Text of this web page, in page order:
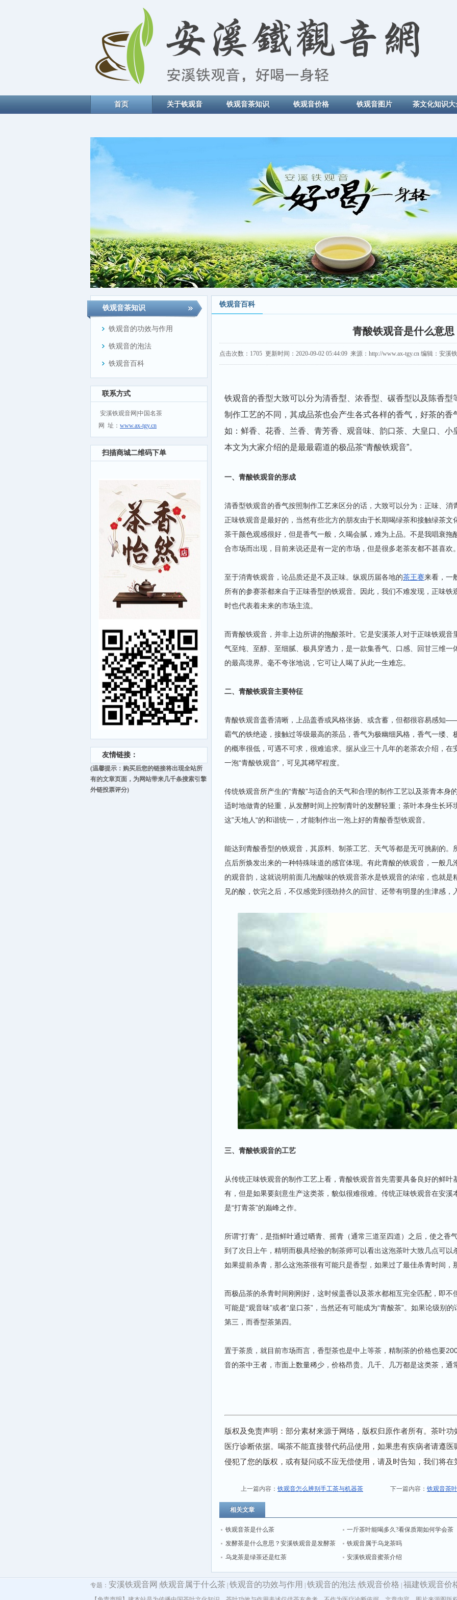
首页 关于铁观音 铁观音茶知识 铁观音价格 铁观音图片 茶文化知识大
铁观音茶知识
铁观音的功效与作用
铁观音的泡法
铁观音百科
联系方式
安溪铁观音网|中国名茶
网 址： www.ax-tgy.cn
扫描商城二维码下单
友情链接：
(温馨提示：购买后您的链接将出现全站所
有的文章页面，为网站带来几千条搜索引擎
外链投票评分)
铁观音百科
青酸铁观音是什么意思
点击次数： 1705 更新时间：2020-09-02 05:44:09 来源：http://www.ax-tgy.cn 编辑：安溪
铁观音的香型大致可以分为清香型、浓香型、碳香型以及陈香
制作工艺的不同，其成品茶也会产生各式各样的香气，好茶的香
如：鲜香、花香、兰香、青芳香、观音味、韵口茶、大皇口、
本文为大家介绍的是最最霸道的极品茶“青酸铁观音”。
一、青酸铁观音的形成
清香型铁观音的香气按照制作工艺来区分的话，大致可以分为：正味、
正味铁观音是最好的，当然有些北方的朋友由于长期喝绿茶和接触绿茶
茶干颜色观感很好，但是香气一般，久喝会腻，难为上品。不是我唱衰
合市场而出现，目前来说还是有一定的市场，但是很多老茶友都不甚喜欢
至于消青铁观音，论品质还是不及正味。纵观历届各地的茶王赛来看，一
所有的参赛茶都来自于正味香型的铁观音。因此，我们不难发现，正味铁
时也代表着未来的市场主流。
而青酸铁观音，并非上边所讲的拖酸茶叶。它是安溪茶人对于正味铁观
气至纯、至醇、至细腻、极具穿透力，是一款集香气、口感、回甘三维一
的最高境界。毫不夸张地说，它可让人喝了从此一生难忘。
二、青酸铁观音主要特征
青酸铁观音盖香清晰，上品盖香或风格张扬、或含蓄，但都很容易感知
霸气的铁绝迹，接触过等级最高的茶品，香气为极幽细风格，香气一缕
的概率很低，可遇不可求，很难追求。据从业三十几年的老茶农介绍，
一泡“青酸铁观音”，可见其稀罕程度。
传统铁观音所产生的“青酸”与适合的天气和合理的制作工艺以及茶青本身
适时地做青的轻重，从发酵时间上控制青叶的发酵轻重；茶叶本身生长
这”天地人“的和谐统一，才能制作出一泡上好的青酸香型铁观音。
能达到青酸香型的铁观音，其原料、制茶工艺、天气等都是无可挑剔的
点后所焕发出来的一种特殊味道的感官体现。有此青酸的铁观音，一般
的观音韵，这就说明前面几泡酸味的铁观音茶水是铁观音的浓缩，也就
见的酸，饮完之后，不仅感觉到强劲持久的回甘、还带有明显的生津感，
三、青酸铁观音的工艺
从传统正味铁观音的制作工艺上看，青酸铁观音首先需要具备良好的鲜
有，但是如果要刻意生产这类茶，貌似很难很难。传统正味铁观音在安溪
是“打青茶”的巅峰之作。
所谓“打青”，是指鲜叶通过晒青、摇青（通常三道至四道）之后，使之香
到了次日上午，精明而极具经验的制茶师可以看出这泡茶叶大致几点可以
如果提前杀青，那么这泡茶很有可能只是香型，如果过了最佳杀青时间，
而极品茶的杀青时间刚刚好，这时候盖香以及茶水都相互完全匹配，即
可能是“观音味”或者“皇口茶”，当然还有可能成为“青酸茶”。如果论级别
第三，而香型茶第四。
置于茶质，就目前市场而言，香型茶也是中上等茶，精制茶的价格也要
音的茶中王者，市面上数量稀少，价格昂贵。几千、几万都是这类茶，通
版权及免责声明：部分素材来源于网络，版权归原作者所有。茶叶
医疗诊断依据。喝茶不能直接替代药品使用，如果患有疾病者请遵
侵犯了您的版权，或有疑问或不应无偿使用，请及时告知，我们将
上一篇内容： 铁观音怎么辨别手工茶与机器茶 下一篇内容： 铁观音茶
相关文章
铁观音茶是什么茶
一斤茶叶能喝多久?看保质期如何学会茶
叶保存
发酵茶是什么意思？安溪铁观音是发酵茶
吗
铁观音属于乌龙茶吗
乌龙茶是绿茶还是红茶
安溪铁观音蜜茶介绍
专题： 安溪铁观音网 铁观音属于什么茶 铁观音的功效与作用 铁观音的泡法 铁观音价格 福建铁观音价